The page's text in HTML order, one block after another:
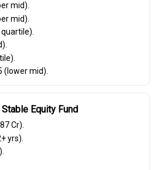
mid).
mid).
(lower mid).
Equity Fund
Cr).
yrs).